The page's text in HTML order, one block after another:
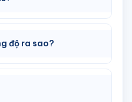
độ ra sao?